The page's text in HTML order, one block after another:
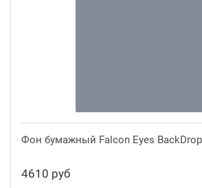
Фон бумажный Falcon Eyes
4610 руб